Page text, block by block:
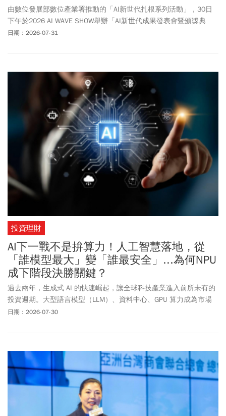
由數位發展部數位產業署推動的「AI新世代扎根系列活動」，30日
下午於2026 AI WAVE SHOW舉辦「AI新世代成果發表會暨頒獎典
禮」，邀集來自全臺各地高中職學生齊聚一堂，分享AI應用學習成
日期：2026-07-31
投資理財
AI下一戰不是拚算力！人工智慧落地，從
「誰模型最大」變「誰最安全」...為何NPU
成下階段決勝關鍵？
過去兩年，生成式 AI 的快速崛起，讓全球科技產業進入前所未有的
投資週期。大型語言模型（LLM）、資料中心、GPU 算力成為市場
關注焦點，各國企業紛紛投入 AI 基礎建設，希望掌握下一波科技革
續？」
日期：2026-07-30